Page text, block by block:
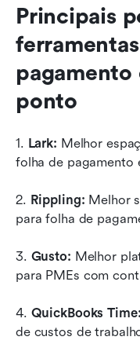
Principais
ponto
1. Lark: Melhor
folha de pagamento
2. Rippling: Melhor
para folha de
3. Gusto: Melhor
para PMEs com
4. QuickBooks Time:
de custos de